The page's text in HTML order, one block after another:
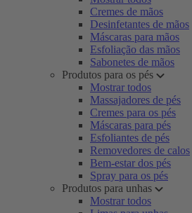
Cremes de mãos
Desinfetantes de mãos
Máscaras para mãos
Esfoliação das mãos
Sabonetes de mãos
Produtos para os pés
Mostrar todos
Massajadores de pés
Cremes para os pés
Máscaras para pés
Esfoliantes de pés
Removedores de calos
Bem-estar dos pés
Spray para os pés
Produtos para unhas
Mostrar todos